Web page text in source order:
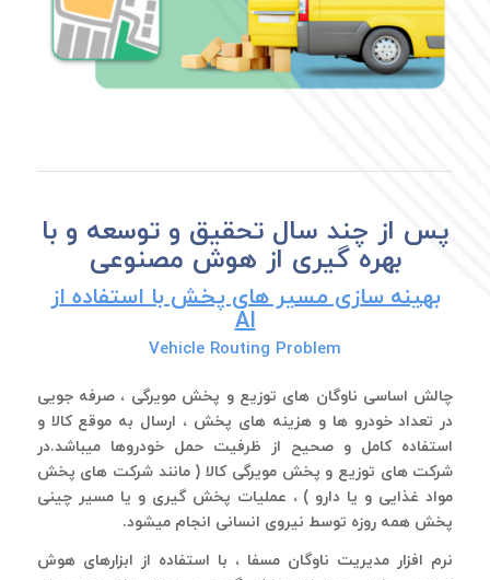
پس از چند سال تحقیق و توسعه و با
بهره گیری از هوش مصنوعی
بهینه سازی مسیر های پخش با استفاده از
AI
Vehicle Routing Problem
چالش اساسی ناوگان های توزیع و پخش مویرگی ، صرفه جویی
در تعداد خودرو ها و هزینه های پخش ، ارسال به موقع کالا و
استفاده کامل و صحیح از ظرفیت حمل خودروها میباشد.در
شرکت های توزیع و پخش مویرگی کالا ( مانند شرکت های پخش
مواد غذایی و یا دارو ) ، عملیات پخش گیری و یا مسیر چینی
پخش همه روزه توسط نیروی انسانی انجام میشود.
نرم افزار مدیریت ناوگان مسفا ، با استفاده از ابزارهای هوش